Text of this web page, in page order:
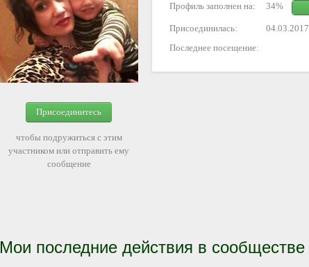
Присоединитесь
чтобы подружиться с этим
участником или отправить ему
сообщение
Профиль заполнен на: 34%
Присоединилась:
04.03.2017
Последнее посещение:
Мои последние действия в сообществе